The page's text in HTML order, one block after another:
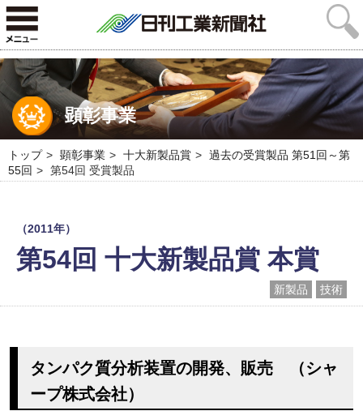
顕彰事業
トップ 顕彰事業 十大新製品賞
過去の受賞製品 第51回～第
55回
第54回 受賞製品
（2011年）
第54回 十大新製品賞 本賞
新製品 技術
タンパク質分析装置の開発、販売 （シャ
ープ株式会社）